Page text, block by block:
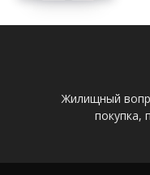
Жилищный
покупка,